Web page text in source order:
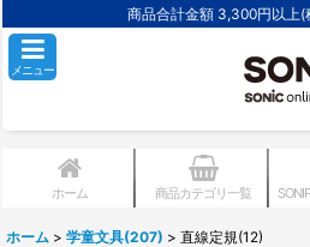
商品合計金額 3,300円以上(
メニュー
ホーム 商品カテゴリ一覧
ホーム > 学童文具(207) > 直線定規(12)